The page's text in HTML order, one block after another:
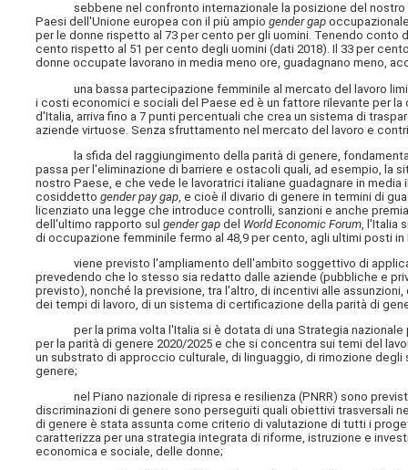
sebbene nel confronto internazionale la posizione del nostro
Paesi dell'Unione europea con il più ampiogender gap
per le donne rispetto al 73 per cento per gli uomini. Tenendo conto
cento rispetto al 51 per cento degli uomini (dati 2018). Il 33 per
donne occupate lavorano in media meno ore, guadagnano meno,
una bassa partecipazione femminile al mercato del lavoro
i costi economici e sociali del Paese ed è un fattore rilevante per
d'Italia, arriva fino a 7 punti percentuali che crea un sistema di
aziende virtuose. Senza sfruttamento nel mercato del lavoro e
la sfida del raggiungimento della parità di genere,
passa per l'eliminazione di barriere e ostacoli quali, ad esempio, la
nostro Paese, e che vede le lavoratrici italiane guadagnare in
cosiddettogender pay gap , e cioè il divario di genere in termini di
licenziato una legge che introduce controlli, sanzioni e anche
dell'ultimo rapporto sulgender gap del World Economic Forum ,
di occupazione femminile fermo al 48,9 per cento, agli ultimi posti in
viene previsto l'ampliamento dell'ambito soggettivo di
prevedendo che lo stesso sia redatto dalle aziende (pubbliche e
previsto), nonché la previsione, tra l'altro, di incentivi alle
dei tempi di lavoro, di un sistema di certificazione della parità di
per la prima volta l'Italia si è dotata di una Strategia nazionale
per la parità di genere 2020/2025 e che si concentra sui temi del
un substrato di approccio culturale, di linguaggio, di rimozione
genere;
nel Piano nazionale di ripresa e resilienza (PNRR) sono
discriminazioni di genere sono perseguiti quali obiettivi trasversali
di genere è stata assunta come criterio di valutazione di tutti i
caratterizza per una strategia integrata di riforme, istruzione e
economica e sociale, delle donne;